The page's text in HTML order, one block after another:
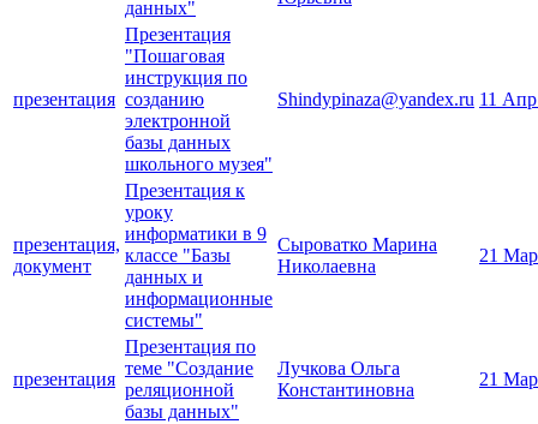
данных"
презентация
Презентация
"Пошаговая
инструкция по
созданию
электронной
базы данных
школьного музея"
Shindypinaza@yandex.ru 11
презентация,
документ
Презентация к
уроку
информатики в 9
классе "Базы
данных и
информационные
системы"
Сыроватко Марина
Николаевна
21
презентация
Презентация по
теме "Создание
реляционной
базы данных"
Лучкова Ольга
Константиновна
21